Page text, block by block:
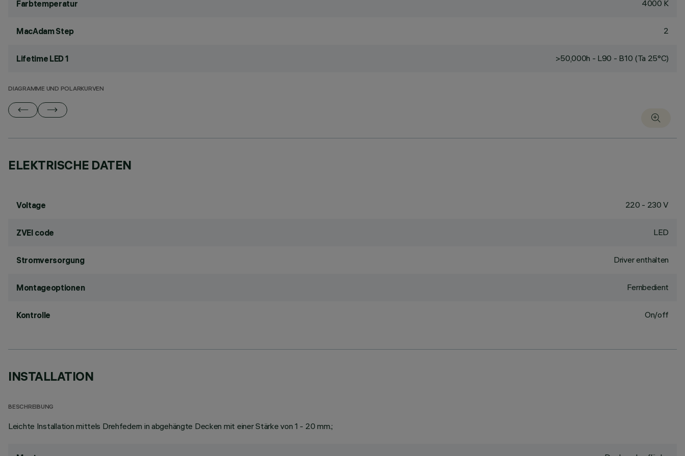
Farbtemperatur 4000 K
MacAdam Step 2
Lifetime LED 1 >50,000h - L90 - B10 (Ta 25°C)
DIAGRAMME UND POLARKURVEN
ELEKTRISCHE DATEN
Voltage 220 - 230 V
ZVEI code LED
Stromversorgung Driver enthalten
Montageoptionen Fernbedient
Kontrolle On/off
INSTALLATION
BESCHREIBUNG
Leichte Installation mittels Drehfedern in abgehängte Decken mit einer Stärke von 1 - 20 mm.;